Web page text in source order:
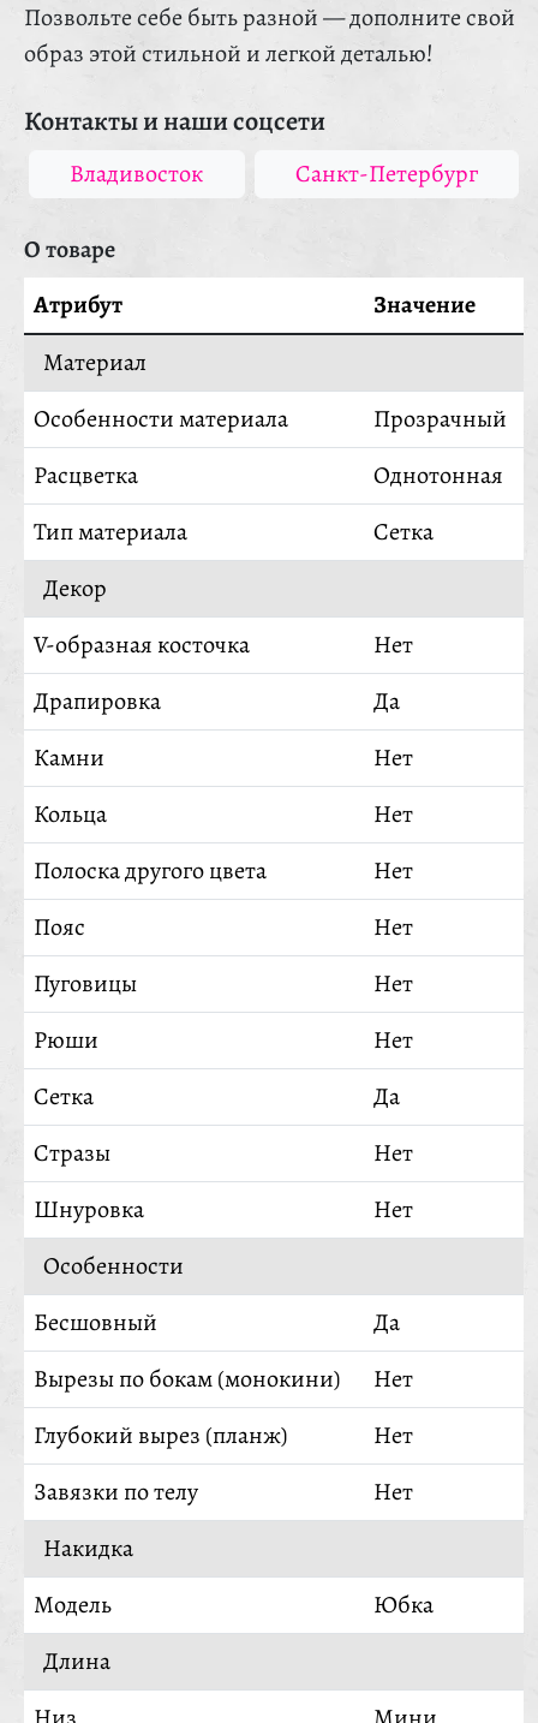
Позвольте себе быть разной — дополните свой
образ этой стильной и легкой деталью!
Контакты и наши соцсети
Владивосток Санкт-Петербург
О товаре
Атрибут
Значение
Материал
Особенности материала
Прозрачный
Расцветка
Однотонная
Тип материала
Сетка
Декор
V-образная косточка
Нет
Драпировка
Да
Камни
Нет
Кольца
Нет
Полоска другого цвета
Нет
Пояс
Нет
Пуговицы
Нет
Рюши
Нет
Сетка
Да
Стразы
Нет
Шнуровка
Нет
Особенности
Бесшовный
Да
Вырезы по бокам (монокини)
Нет
Глубокий вырез (планж)
Нет
Завязки по телу
Нет
Накидка
Модель
Юбка
Длина